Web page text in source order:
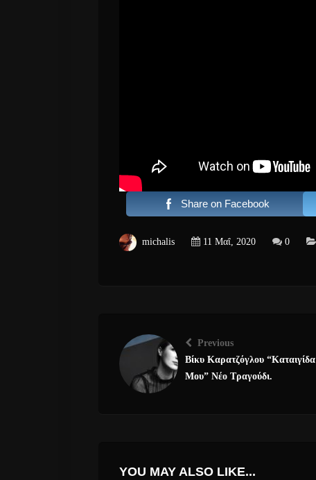
Share on Facebook
michalis 11 Μαΐ, 2020 0
Previous
Βίκυ Καρατζόγλου “Καταιγίδα
Μου” Νέο Τραγούδι.
YOU MAY ALSO LIKE...